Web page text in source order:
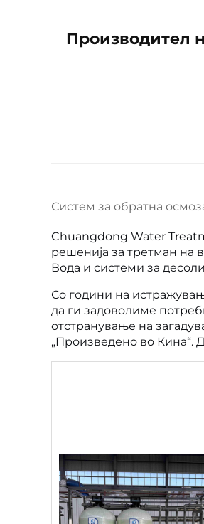
Производител
Систем за обратна
Chuangdong Water
решенија за третман на
Вода и системи за
Со години на
да ги задоволиме
отстранување на
„Произведено во Кина“.